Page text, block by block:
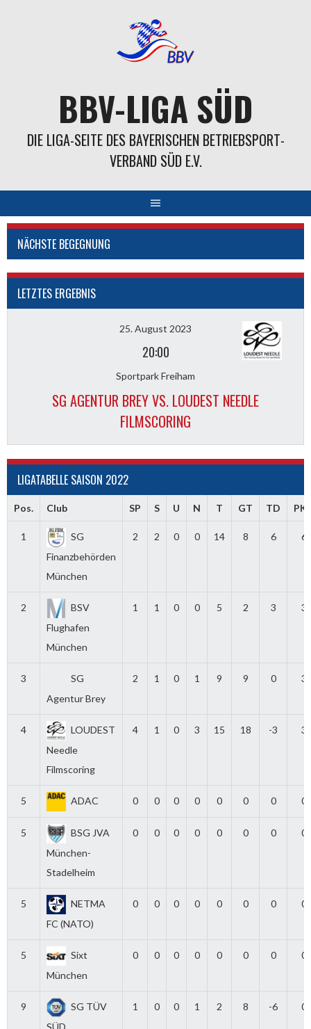
BBV-LIGA SÜD
DIE LIGA-SEITE DES BAYERISCHEN BETRIEBSPORT-
VERBAND SÜD E.V.
NÄCHSTE BEGEGNUNG
LETZTES ERGEBNIS
25. August 2023
20:00
Sportpark Freiham
SG AGENTUR BREY VS. LOUDEST NEEDLE
FILMSCORING
LIGATABELLE SAISON 2022
Pos. Club SP S U N T GT TD
1
SG
Finanzbehörden
München
2 2 0 0 14 8 6 6
2
BSV
Flughafen
München
1 1 0 0 5 2 3 3
3
SG
Agentur Brey
2 1 0 1 9 9 0 3
4
LOUDEST
Needle
Filmscoring
4 1 0 3 15 18 -3 3
5 ADAC 0 0 0 0 0 0 0 0
5
BSG JVA
München-
Stadelheim
0 0 0 0 0 0 0 0
5
NETMA
FC (NATO)
0 0 0 0 0 0 0 0
5
Sixt
München
0 0 0 0 0 0 0 0
9
SG TÜV
1 0 0 1 2 8 -6 0